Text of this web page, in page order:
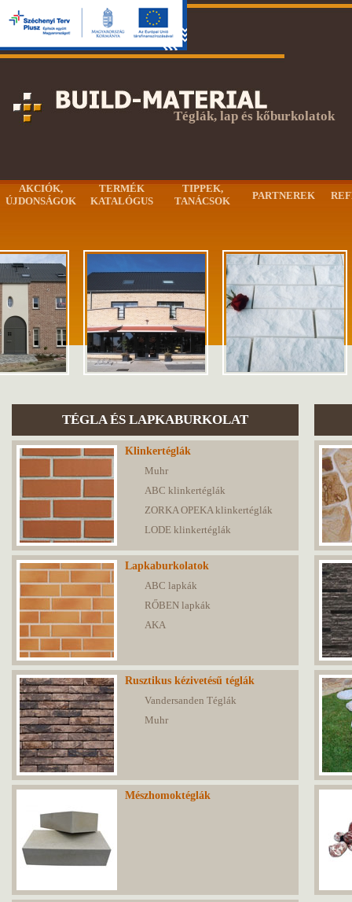
Téglák, lap és kőburkolatok
AKCIÓK,
ÚJDONSÁGOK
TERMÉK
KATALÓGUS
TIPPEK,
TANÁCSOK
PARTNEREK
TÉGLA ÉS LAPKABURKOLAT
Klinkertéglák
Muhr
ABC klinkertéglák
ZORKA OPEKA klinkertéglák
LODE klinkertéglák
Lapkaburkolatok
ABC lapkák
RŐBEN lapkák
AKA
Rusztikus kézivetésű téglák
Vandersanden Téglák
Muhr
Mészhomoktéglák